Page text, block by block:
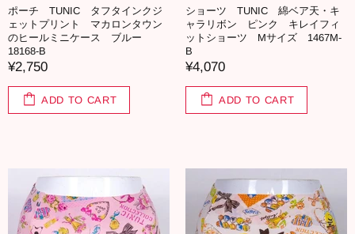
ポーチ TUNIC タフタインクジ
ェットプリント マカロンタウン
のヒールミニケース ブルー
18168-B
¥2,750
ADD TO CART
ショーツ TUNIC 綿ベア天・キ
ャラリボン ピンク キレイフィ
ットショーツ Mサイズ 1467M-
B
¥4,070
ADD TO CART